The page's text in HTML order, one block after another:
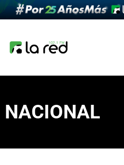
NACIONAL